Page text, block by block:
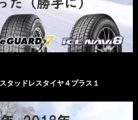
タッドレスタイヤ４プラス１